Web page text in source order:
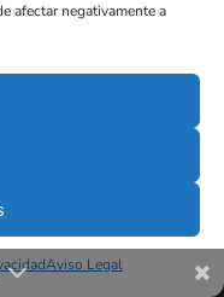
afectar negativamente a
Aviso Legal